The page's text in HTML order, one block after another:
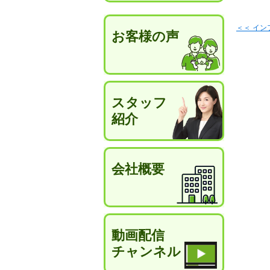
＜＜ イ
お客様の声
スタッフ
紹介
会社概要
動画配信
チャンネル